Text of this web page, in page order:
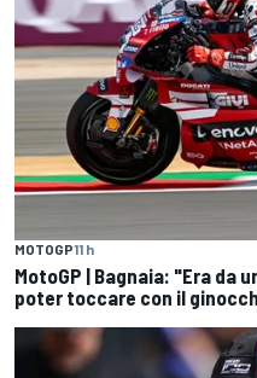
MOTOGP11 h
MotoGP | Bagnaia: "Era da
poter toccare con il